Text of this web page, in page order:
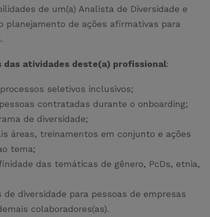
de um(a) Analista de Diversidade e
planejamento de ações afirmativas para
das atividades deste(a) profissional:
seletivos inclusivos;
contratadas durante o onboarding;
de diversidade;
áreas, treinamentos em conjunto e ações
tema;
das temáticas de gênero, PcDs, etnia,
diversidade para pessoas de empresas
colaboradores(as).